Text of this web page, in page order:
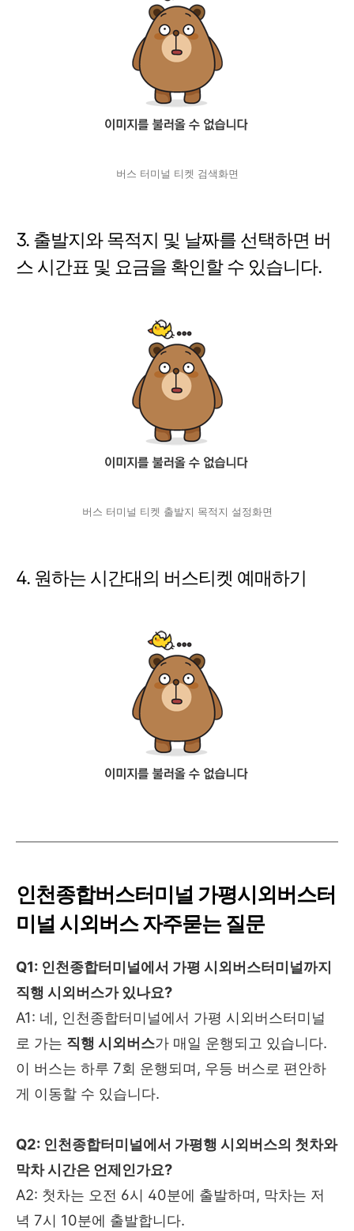
버스 터미널 티켓 검색화면
3. 출발지와 목적지 및 날짜를 선택하면 버
스 시간표 및 요금을 확인할 수 있습니다.
버스 터미널 티켓 출발지 목적지 설정화면
4. 원하는 시간대의 버스티켓 예매하기
인천종합버스터미널 가평시외버스터
미널 시외버스 자주묻는 질문
Q1: 인천종합터미널에서 가평 시외버스터미널까지
직행 시외버스가 있나요?
A1: 네, 인천종합터미널에서 가평 시외버스터미널
로 가는 직행 시외버스가 매일 운행되고 있습니다.
이 버스는 하루 7회 운행되며, 우등 버스로 편안하
게 이동할 수 있습니다.
Q2: 인천종합터미널에서 가평행 시외버스의 첫차와
막차 시간은 언제인가요?
A2: 첫차는 오전 6시 40분에 출발하며, 막차는 저
녁 7시 10분에 출발합니다.